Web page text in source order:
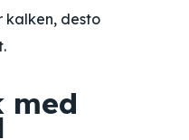
desto
med